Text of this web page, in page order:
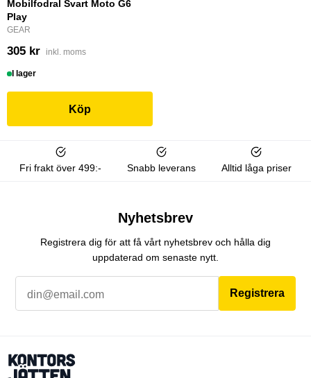
Mobilfodral Svart Moto G6
Play
GEAR
305 kr inkl. moms
I lager
Köp
Fri frakt över 499:- Snabb leverans Alltid låga priser
Nyhetsbrev
Registrera dig för att få vårt nyhetsbrev och hålla dig
uppdaterad om senaste nytt.
Registrera